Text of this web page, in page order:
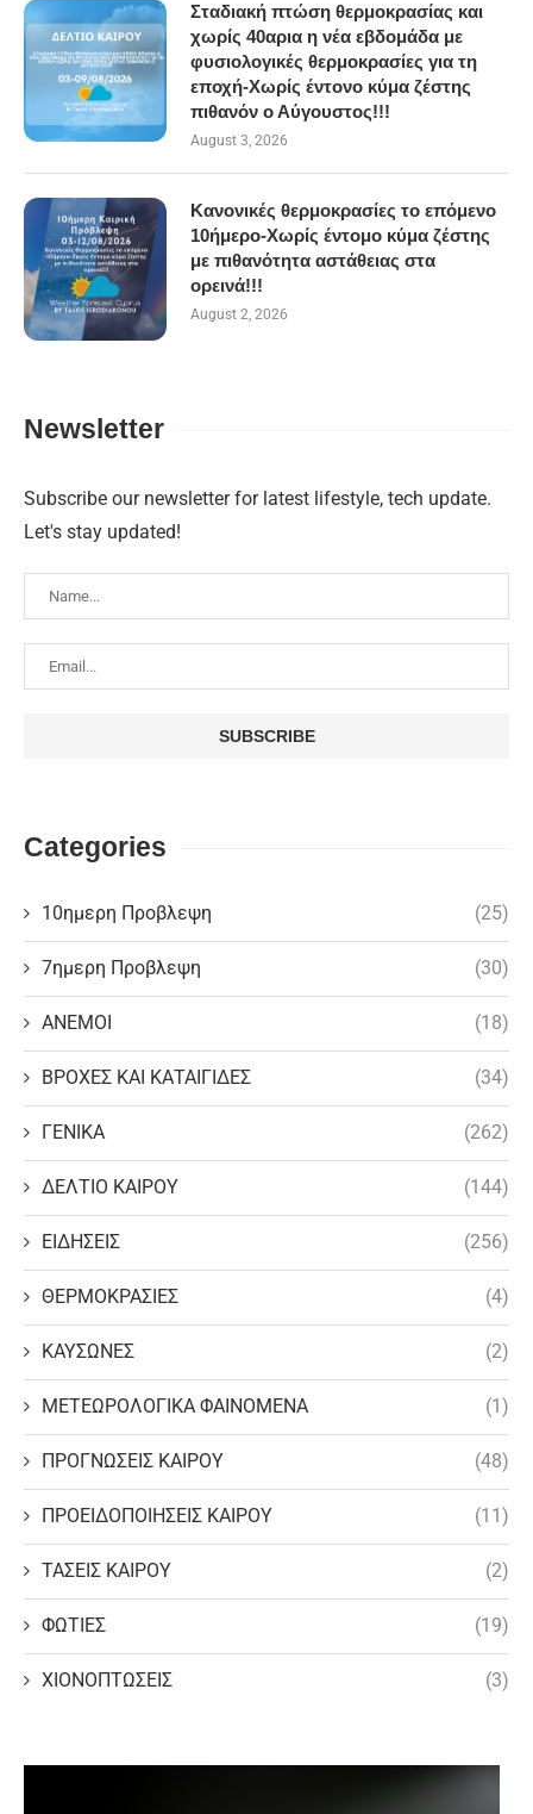
Σταδιακή πτώση θερμοκρασίας και
χωρίς 40αρια η νέα εβδομάδα με
φυσιολογικές θερμοκρασίες για τη
εποχή-Χωρίς έντονο κύμα ζέστης
πιθανόν ο Αύγουστος!!!
August 3, 2026
Κανονικές θερμοκρασίες το επόμενο
10ήμερο-Χωρίς έντομο κύμα ζέστης
με πιθανότητα αστάθειας στα
ορεινά!!!
August 2, 2026
Newsletter
Subscribe our newsletter for latest lifestyle, tech update.
Let's stay updated!
Categories
10ημερη Προβλεψη (25)
7ημερη Προβλεψη (30)
ΑΝΕΜΟΙ (18)
ΒΡΟΧΕΣ ΚΑΙ ΚΑΤΑΙΓΙΔΕΣ (34)
ΓΕΝΙΚΑ (262)
ΔΕΛΤΙΟ ΚΑΙΡΟΥ (144)
ΕΙΔΗΣΕΙΣ (256)
ΘΕΡΜΟΚΡΑΣΙΕΣ (4)
ΚΑΥΣΩΝΕΣ (2)
ΜΕΤΕΩΡΟΛΟΓΙΚΑ ΦΑΙΝΟΜΕΝΑ (1)
ΠΡΟΓΝΩΣΕΙΣ ΚΑΙΡΟΥ (48)
ΠΡΟΕΙΔΟΠΟΙΗΣΕΙΣ ΚΑΙΡΟΥ (11)
ΤΑΣΕΙΣ ΚΑΙΡΟΥ (2)
ΦΩΤΙΕΣ (19)
ΧΙΟΝΟΠΤΩΣΕΙΣ (3)